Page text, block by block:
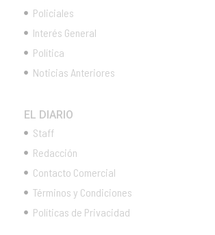
Policiales
Interés General
Política
Noticias Anteriores
EL DIARIO
Staff
Redacción
Contacto Comercial
Términos y Condiciones
Políticas de Privacidad